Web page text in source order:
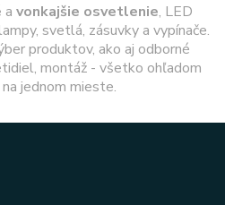
a vonkajšie osvetlenie, LED
svetlá, zásuvky a vypínače.
produktov, ako aj odborné
montáž - všetko ohľadom
jednom mieste.